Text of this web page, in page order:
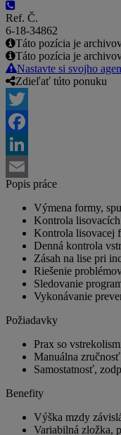
Ref. Č.
6-18-34862
Táto pozícia je
Táto pozícia je
Nastavte si svojho
Zdieľať túto ponuku
Twitter
Facebook
LinkedIn
Email
Popis práce
Výmena formy,
Kontrola
Kontrola lisovacej
Denná kontrola
Zásah na lise pri
Riešenie
Sledovanie
Vykonávanie
Požiadavky
Prax so
Manuálna zručnosť
Samostatnosť,
Benefity
Výška mzdy
Variabilná zložka,